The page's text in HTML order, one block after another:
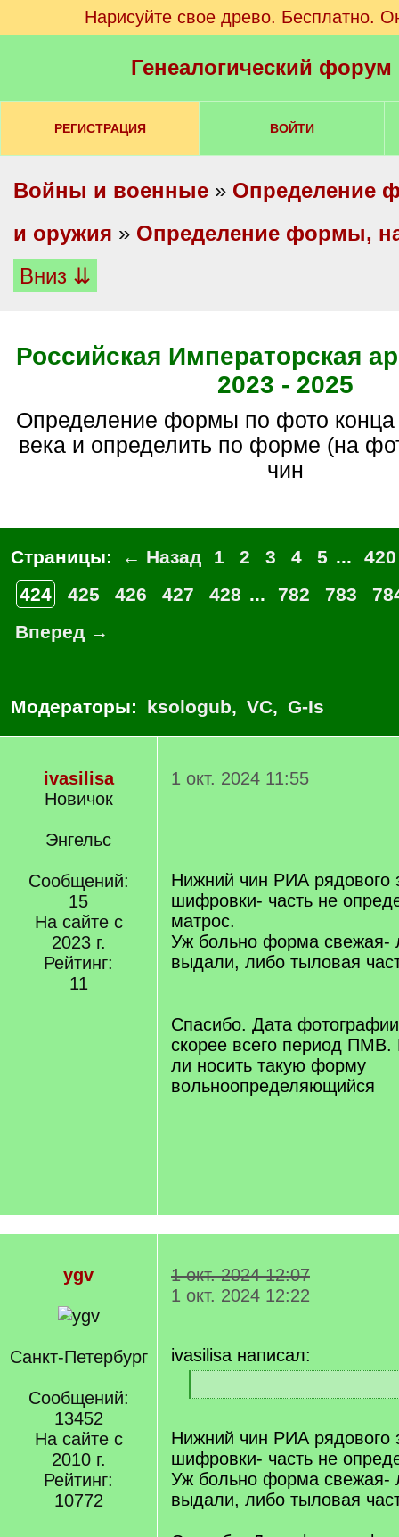
Нарисуйте свое древо. Бесплатно.
Генеалогический
РЕГИСТРАЦИЯ ВОЙТИ
Войны и военные » Определение
и оружия » Определение формы,
Вниз ⇊
Российская Императорская
2023 - 2025
Определение формы по фото конца XIX-начала XX
века и определить по форме (на
чин
Страницы: ← Назад 1 2 3 4 5 ...
420
424
425 426 427 428 ... 782 783
Вперед →
Модераторы: ksologub, VC, G-Is
ivasilisa
Новичок
Энгельс
Сообщений:
15
На сайте с
2023 г.
Рейтинг:
11
1 окт. 2024 11:55
Нижний чин РИА рядового
шифровки- часть не
матрос.
Уж больно форма свежая-
выдали, либо тыловая
Спасибо. Дата
скорее всего период ПМВ.
ли носить такую форму
вольноопределяющийся
ygv
Санкт-Петербург
Сообщений:
13452
На сайте с
2010 г.
Рейтинг:
10772
1 окт. 2024 12:07
1 окт. 2024 12:22
ivasilisa написал:
q
[
q
]
Нижний чин РИА рядового
шифровки- часть не
Уж больно форма свежая-
выдали, либо тыловая